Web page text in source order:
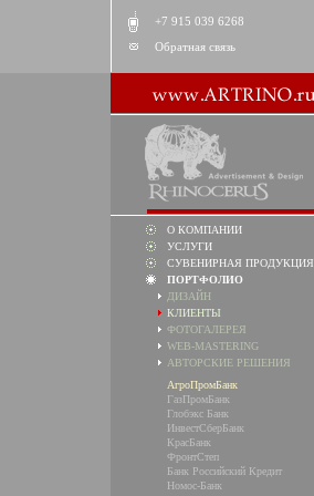
+7 915 039 6268
Обратная связь
О КОМПАНИИ
УСЛУГИ
СУВЕНИРНАЯ ПРОДУКЦИЯ
ПОРТФОЛИО
ДИЗАЙН
КЛИЕНТЫ
ФОТОГАЛЕРЕЯ
WEB-MASTERING
АВТОРСКИЕ РЕШЕНИЯ
АгроПромБанк
ГазПромБанк
Глобэкс Банк
ИнвестСберБанк
КрасБанк
ФронтСтеп
Банк Российский Кредит
Номос-Банк